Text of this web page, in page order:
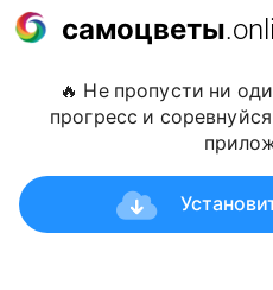
самоцветы
🔥 Не пропусти ни
прогресс и